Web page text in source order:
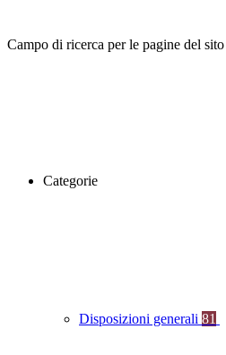
Campo di ricerca per le pagine del sito
Categorie
Disposizioni generali 81